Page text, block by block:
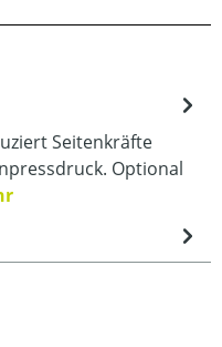
Seitenkräfte
Optional